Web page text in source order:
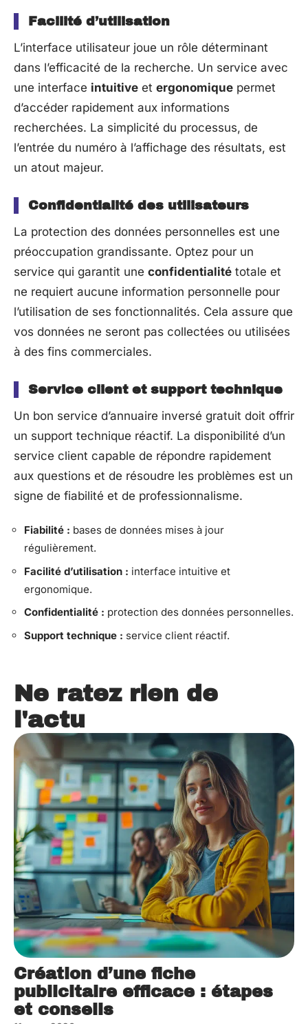
Facilité d’utilisation
L’interface utilisateur joue un rôle déterminant
dans l’efficacité de la recherche. Un service avec
une interface intuitive et ergonomique permet
d’accéder rapidement aux informations
recherchées. La simplicité du processus, de
l’entrée du numéro à l’affichage des résultats, est
un atout majeur.
Confidentialité des utilisateurs
La protection des données personnelles est une
préoccupation grandissante. Optez pour un
service qui garantit une confidentialité totale et
ne requiert aucune information personnelle pour
l’utilisation de ses fonctionnalités. Cela assure que
vos données ne seront pas collectées ou utilisées
à des fins commerciales.
Service client et support technique
Un bon service d’annuaire inversé gratuit doit offrir
un support technique réactif. La disponibilité d’un
service client capable de répondre rapidement
aux questions et de résoudre les problèmes est un
signe de fiabilité et de professionnalisme.
Fiabilité : bases de données mises à jour
régulièrement.
Facilité d’utilisation : interface intuitive et
ergonomique.
Confidentialité : protection des données personnelles.
Support technique : service client réactif.
Ne ratez rien de
l'actu
Création d’une fiche
publicitaire efficace : étapes
et conseils